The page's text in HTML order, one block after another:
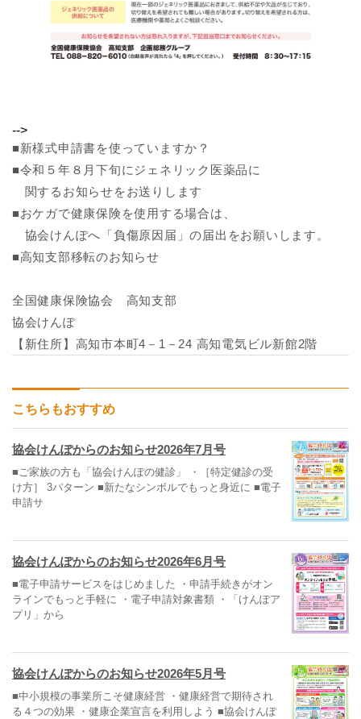
-->
■新様式申請書を使っていますか？
■令和５年８月下旬にジェネリック医薬品に
関するお知らせをお送りします
■おケガで健康保険を使用する場合は、
協会けんぽへ「負傷原因届」の届出をお願いします。
■高知支部移転のお知らせ
全国健康保険協会 高知支部
協会けんぽ
【新住所】高知市本町4－1－24 高知電気ビル新館2階
こちらもおすすめ
協会けんぽからのお知らせ2026年7月号
■ご家族の方も「協会けんぽの健診」 ・［特定健診の受
け方］ 3パターン ■新たなシンボルでもっと身近に ■電子
申請サ
協会けんぽからのお知らせ2026年6月号
■電子申請サービスをはじめました ・申請手続きがオン
ラインでもっと手軽に ・電子申請対象書類 ・「けんぽア
プリ」から
協会けんぽからのお知らせ2026年5月号
■中小規模の事業所こそ健康経営 ・健康経営で期待され
る４つの効果 ・健康企業宣言を利用しよう ■協会けんぽ